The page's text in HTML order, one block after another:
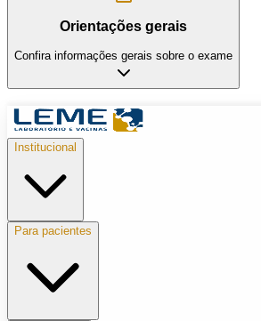
Orientações gerais
Confira informações gerais sobre o exame
Institucional
Para pacientes